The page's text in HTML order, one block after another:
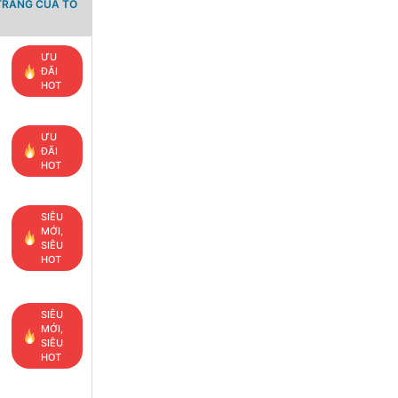
CỦA TỔ
ƯU
ĐÃI
HOT
ƯU
ĐÃI
HOT
SIÊU
MỚI,
SIÊU
HOT
SIÊU
MỚI,
SIÊU
HOT